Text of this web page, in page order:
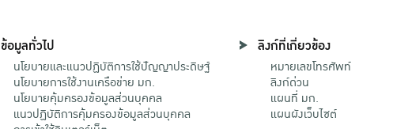
ข้อมูลทั่วไป
นโยบายและแนวปฏิบัติการใช้ปัญญาประดิษฐ์
นโยบายการใช้งานเครือข่าย มก.
นโยบายคุ้มครองข้อมูลส่วนบุคคล
แนวปฏิบัติการคุ้มครองข้อมูลส่วนบุคคล
ลิงก์ที่เกี่ยวข้อง
หมายเลขโทรศัพท์
ลิงก์ด่วน
แผนที่ มก.
แผนผังเว็บไซต์